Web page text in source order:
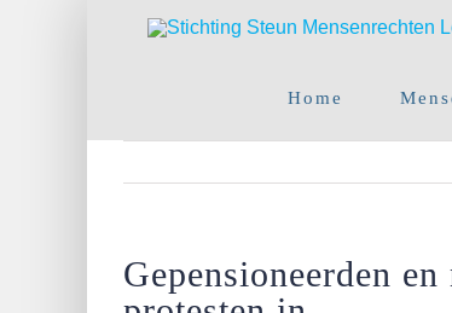
Home
Gepensioneerden